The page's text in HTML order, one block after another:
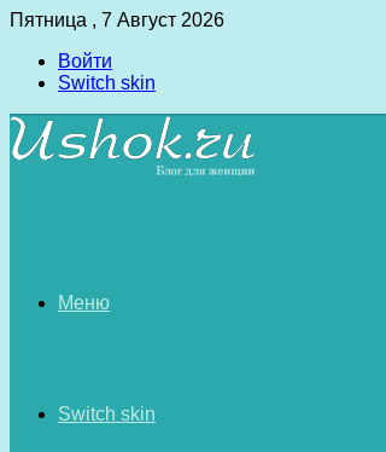
Пятница , 7 Август 2026
Войти
Switch skin
Меню
Switch skin